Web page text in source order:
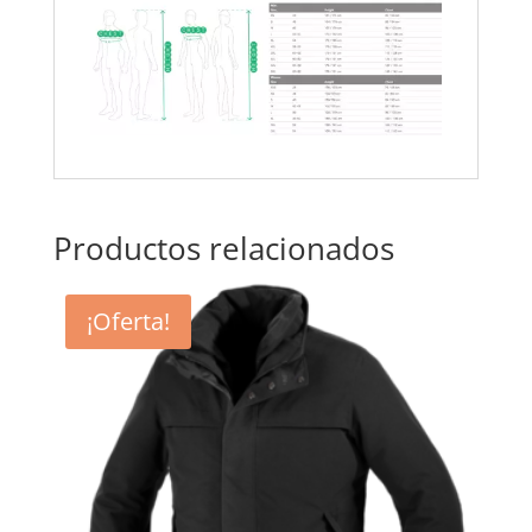
Productos relacionados
¡Oferta!